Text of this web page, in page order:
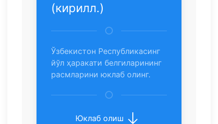
(кирилл.)
Ўзбекистон Республикасинг
йўл ҳаракати белгиларининг
расмларини юклаб олинг.
Юклаб олиш